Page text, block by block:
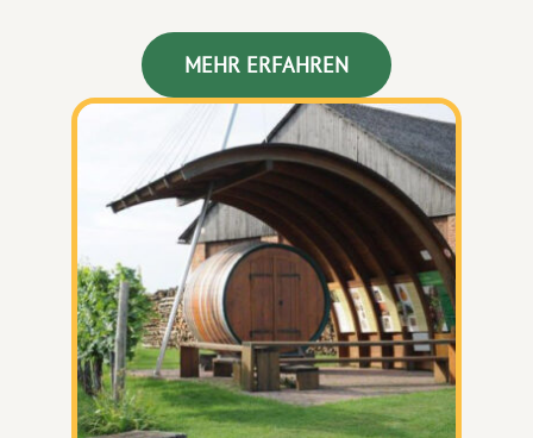
MEHR ERFAHREN